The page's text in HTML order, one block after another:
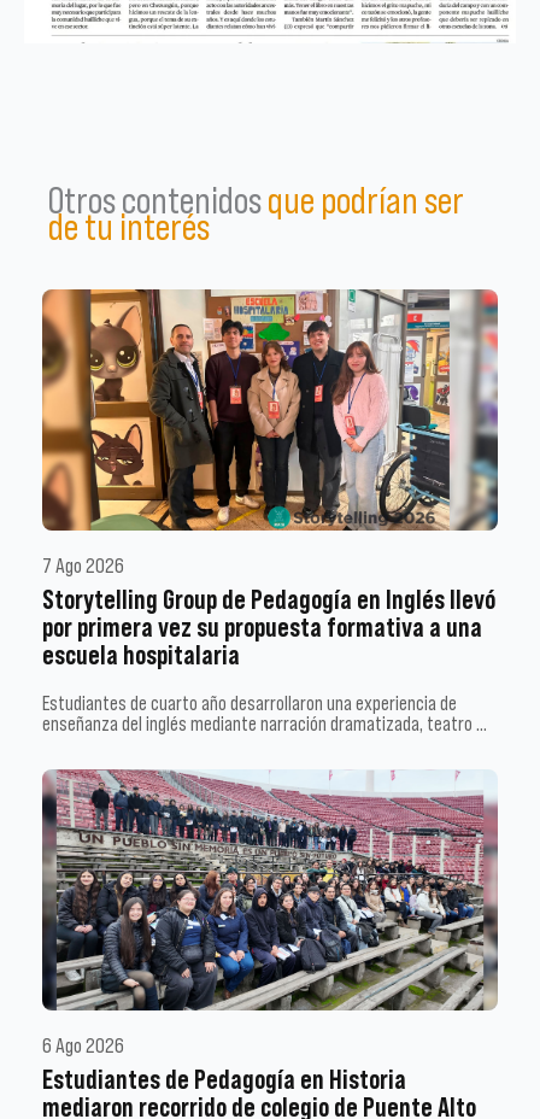
Otros contenidosque podrían ser
de tu interés
7 Ago 2026
Storytelling Group de Pedagogía en Inglés llevó
por primera vez su propuesta formativa a una
escuela hospitalaria
Estudiantes de cuarto año desarrollaron una experiencia de
enseñanza del inglés mediante narración dramatizada, teatro …
6 Ago 2026
Estudiantes de Pedagogía en Historia
mediaron recorrido de colegio de Puente Alto